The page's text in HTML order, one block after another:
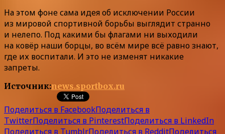
На этом фоне сама идея об исключении России
из мировой спортивной борьбы выглядит странно
и нелепо. Под какими бы флагами ни выходили
на ковёр наши борцы, во всём мире всё равно знают,
где их воспитали. И это не изменят никакие
запреты.
Источник:news.sportbox.ru
Поделиться в FacebookПоделиться в
TwitterПоделиться в PinterestПоделиться в LinkedIn
Поделиться в TumblrПоделиться в RedditПоделиться